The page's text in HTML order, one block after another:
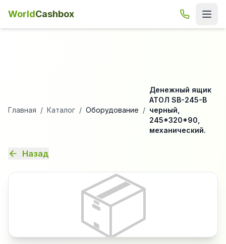
WorldCashbox
Главная / Каталог / Оборудование /
Денежный ящик
АТОЛ SB-245-B
черный,
245*320*90,
механический.
Назад
📦